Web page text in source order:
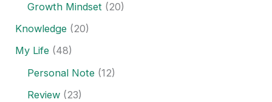
Growth Mindset (20)
Knowledge (20)
My Life (48)
Personal Note (12)
Review (23)